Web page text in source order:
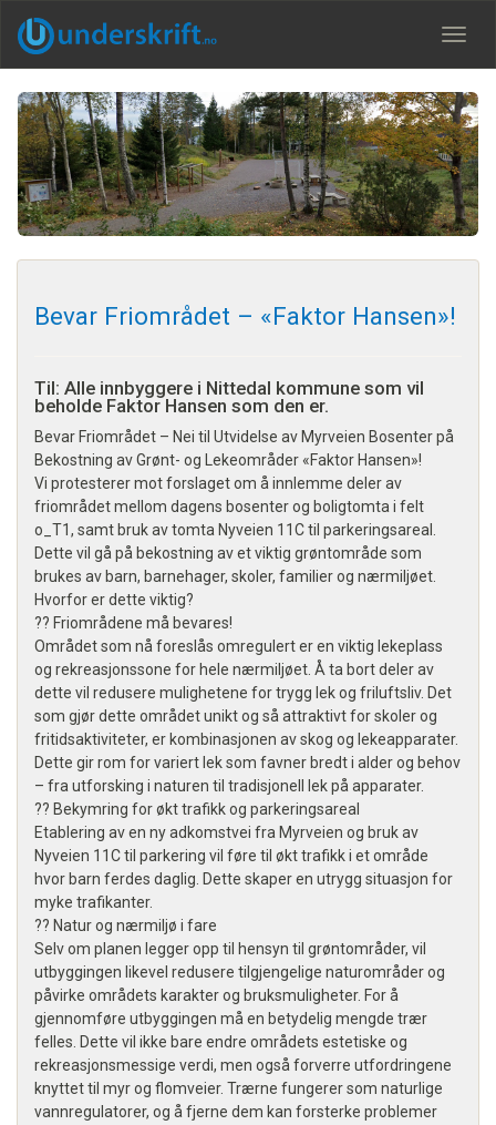
Meny
Bevar Friområdet – «Faktor Hansen»!
Til: Alle innbyggere i Nittedal kommune som vil
beholde Faktor Hansen som den er.
Bevar Friområdet – Nei til Utvidelse av Myrveien Bosenter på
Bekostning av Grønt- og Lekeområder «Faktor Hansen»!
Vi protesterer mot forslaget om å innlemme deler av
friområdet mellom dagens bosenter og boligtomta i felt
o_T1, samt bruk av tomta Nyveien 11C til parkeringsareal.
Dette vil gå på bekostning av et viktig grøntområde som
brukes av barn, barnehager, skoler, familier og nærmiljøet.
Hvorfor er dette viktig?
?? Friområdene må bevares!
Området som nå foreslås omregulert er en viktig lekeplass
og rekreasjonssone for hele nærmiljøet. Å ta bort deler av
dette vil redusere mulighetene for trygg lek og friluftsliv. Det
som gjør dette området unikt og så attraktivt for skoler og
fritidsaktiviteter, er kombinasjonen av skog og lekeapparater.
Dette gir rom for variert lek som favner bredt i alder og behov
– fra utforsking i naturen til tradisjonell lek på apparater.
?? Bekymring for økt trafikk og parkeringsareal
Etablering av en ny adkomstvei fra Myrveien og bruk av
Nyveien 11C til parkering vil føre til økt trafikk i et område
hvor barn ferdes daglig. Dette skaper en utrygg situasjon for
myke trafikanter.
?? Natur og nærmiljø i fare
Selv om planen legger opp til hensyn til grøntområder, vil
utbyggingen likevel redusere tilgjengelige naturområder og
påvirke områdets karakter og bruksmuligheter. For å
gjennomføre utbyggingen må en betydelig mengde trær
felles. Dette vil ikke bare endre områdets estetiske og
rekreasjonsmessige verdi, men også forverre utfordringene
knyttet til myr og flomveier. Trærne fungerer som naturlige
vannregulatorer, og å fjerne dem kan forsterke problemer